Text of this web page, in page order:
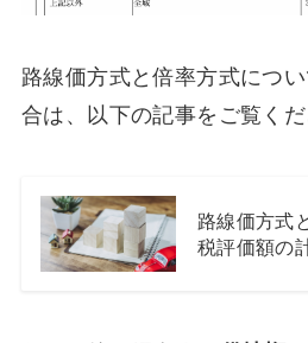
路線価方式と倍率方式につ
合は、以下の記事をご覧くだ
路線価方式
税評価額の